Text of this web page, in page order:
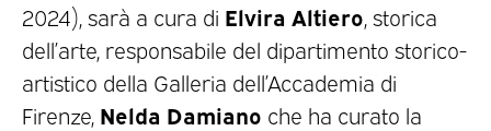
2024), sarà a cura di Elvira Altiero , storica
dell’arte, responsabile del dipartimento storico-
artistico della Galleria dell’Accademia di
Firenze, Nelda Damiano che ha curato la